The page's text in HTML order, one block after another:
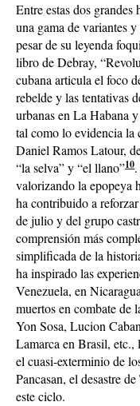
Entre estas dos grandes
una gama de variantes
pesar de su leyenda
libro de Debray,
cubana articula el foco
rebelde y las tentativas
urbanas en La Habana
tal como lo evidencia la
Daniel Ramos Latour,
“la selva” y “el llano”10
valorizando la epopeya
ha contribuido a
de julio y del grupo
comprensión más
simplificada de la
ha inspirado las
Venezuela, en
muertos en combate de
Yon Sosa, Lucion
Lamarca en Brasil,
el cuasi-exterminio de
Pancasan, el desastre
este ciclo.